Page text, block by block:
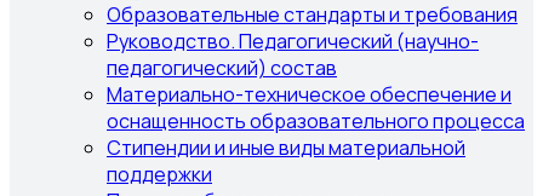
Образовательные стандарты и требования
Руководство. Педагогический (научно-
педагогический) состав
Материально-техническое обеспечение и
оснащенность образовательного процесса
Стипендии и иные виды материальной
поддержки